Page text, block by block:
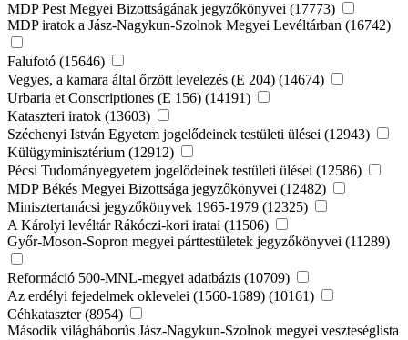
MDP Pest Megyei Bizottságának jegyzőkönyvei (17773)
MDP iratok a Jász-Nagykun-Szolnok Megyei Levéltárban (16742)
Falufotó (15646)
Vegyes, a kamara által őrzött levelezés (E 204) (14674)
Urbaria et Conscriptiones (E 156) (14191)
Kataszteri iratok (13603)
Széchenyi István Egyetem jogelődeinek testületi ülései (12943)
Külügyminisztérium (12912)
Pécsi Tudományegyetem jogelődeinek testületi ülései (12586)
MDP Békés Megyei Bizottsága jegyzőkönyvei (12482)
Minisztertanácsi jegyzőkönyvek 1965-1979 (12325)
A Károlyi levéltár Rákóczi-kori iratai (11506)
Győr-Moson-Sopron megyei párttestületek jegyzőkönyvei (11289)
Reformáció 500-MNL-megyei adatbázis (10709)
Az erdélyi fejedelmek oklevelei (1560-1689) (10161)
Céhkataszter (8954)
Második világháborús Jász-Nagykun-Szolnok megyei veszteséglista